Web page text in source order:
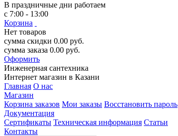
В праздничные дни работаем
с 7:00 - 13:00
Корзина
Нет товаров
сумма скидки 0.00 руб.
сумма заказа 0.00 руб.
Оформить
Инженерная сантехника
Интернет магазин в Казани
Главная О нас
Магазин
Корзина заказов Мои заказы Восстановить пароль
Документация
Сертификаты Техническая информация Статьи
Контакты